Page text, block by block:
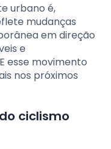
urbano é,
mudanças
em direção
e
esse movimento
nos próximos
ciclismo